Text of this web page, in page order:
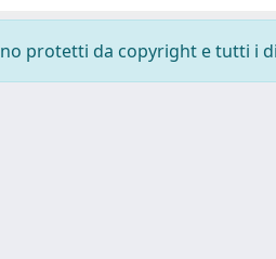
protetti da copyright e tutti i